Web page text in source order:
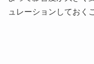
ュレーションしておく